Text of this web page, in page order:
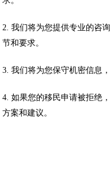
2. 我们将为您提供专业的咨
节和要求。
3. 我们将为您保守机密信息
4. 如果您的移民申请被拒绝
方案和建议。